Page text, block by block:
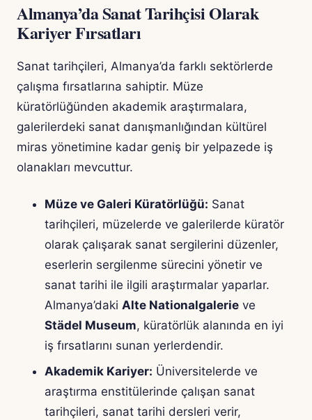
Almanya’da Sanat Tarihçisi Olarak
Kariyer Fırsatları
Sanat tarihçileri, Almanya’da farklı sektörlerde
çalışma fırsatlarına sahiptir. Müze
küratörlüğünden akademik araştırmalara,
galerilerdeki sanat danışmanlığından kültürel
miras yönetimine kadar geniş bir yelpazede iş
olanakları mevcuttur.
Müze ve Galeri Küratörlüğü: Sanat
tarihçileri, müzelerde ve galerilerde küratör
olarak çalışarak sanat sergilerini düzenler,
eserlerin sergilenme sürecini yönetir ve
sanat tarihi ile ilgili araştırmalar yaparlar.
Almanya’daki Alte Nationalgalerie ve
Städel Museum, küratörlük alanında en iyi
iş fırsatlarını sunan yerlerdendir.
Akademik Kariyer: Üniversitelerde ve
araştırma enstitülerinde çalışan sanat
tarihçileri, sanat tarihi dersleri verir,